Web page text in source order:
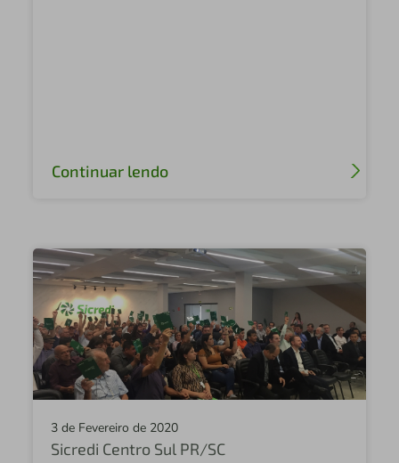
Rafael Sicredi Sudoeste GO
Sicredi Vale do São Francisco
Sicredi das Culturas / RS
Continuar lendo
3 de Fevereiro de 2020
Sicredi Centro Sul PR/SC